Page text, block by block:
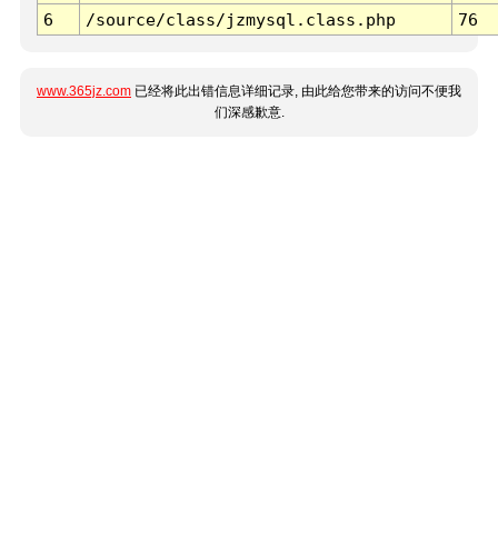
6
/source/class/jzmysql.class.php 76
www.365jz.com 已经将此出错信息详细记录, 由此给您带来的访问不便我
们深感歉意.